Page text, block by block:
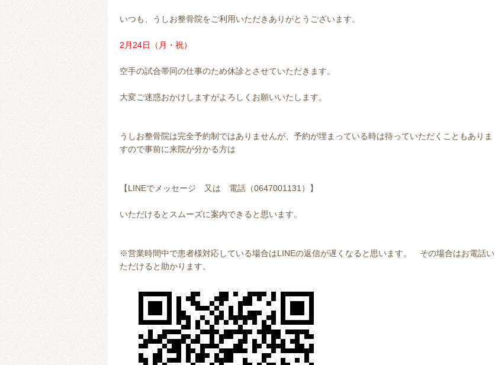
いつも、うしお整骨院をご利用いただきありがとうございます。
2月24日（月・祝）
空手の試合帯同の仕事のため休診とさせていただきます。
大変ご迷惑おかけしますがよろしくお願いいたします。
うしお整骨院は完全予約制ではありませんが、予約が埋まっている時は待っていただくこともありま
すので事前に来院が分かる方は
【LINEでメッセージ 又は 電話（0647001131）】
いただけるとスムーズに案内できると思います。
※営業時間中で患者様対応している場合はLINEの返信が遅くなると思います。 その場合はお電話い
ただけると助かります。